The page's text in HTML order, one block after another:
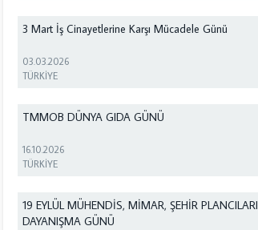
3 Mart İş Cinayetlerine Karşı Mücadele Günü
03.03.2026
TÜRKİYE
TMMOB DÜNYA GIDA GÜNÜ
16.10.2026
TÜRKİYE
19 EYLÜL MÜHENDİS, MİMAR, ŞEHİR PLANCILARI
DAYANIŞMA GÜNÜ